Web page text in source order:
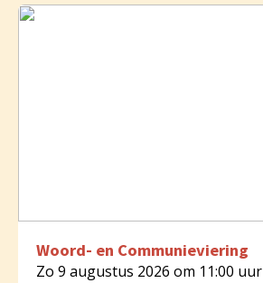
Woord- en Communieviering
Zo 9 augustus 2026 om 11:00 uur